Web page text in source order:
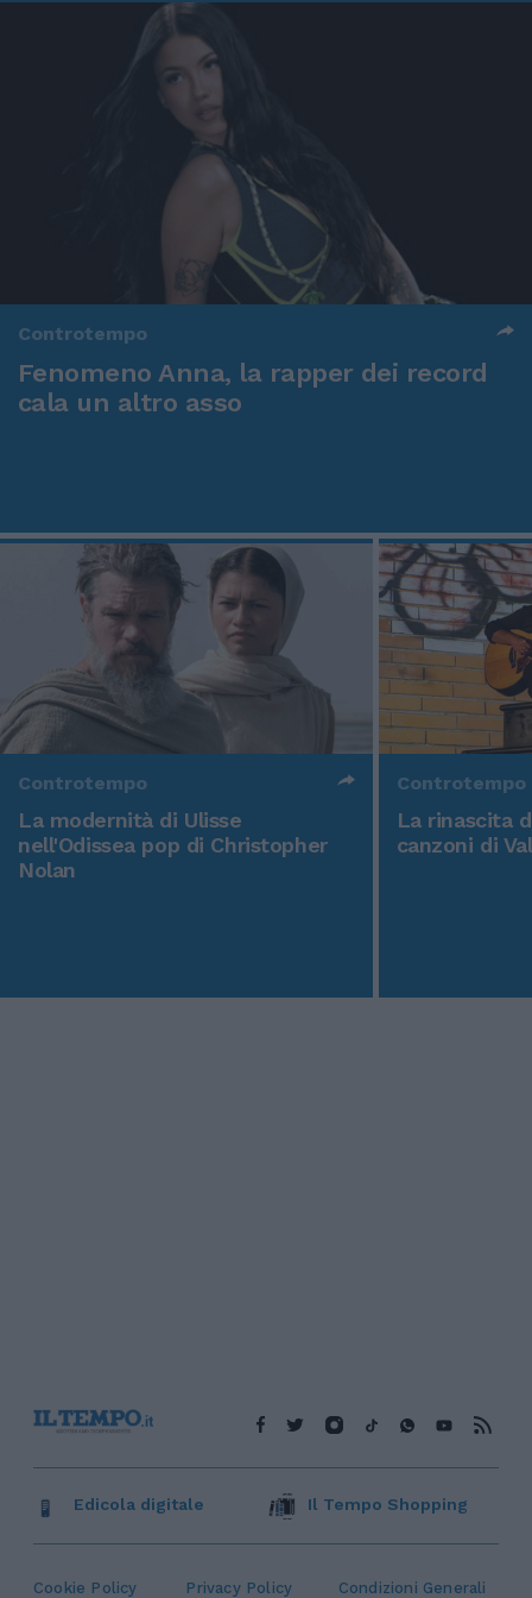
Controtempo
Fenomeno Anna, la rapper dei record
cala un altro asso
Controtempo
La modernità di Ulisse
nell'Odissea pop di Christopher
Nolan
Controtempo
La rinascita
canzoni di
Cookie Policy Privacy Policy Condizioni Generali
Edicola digitale Il Tempo Shopping